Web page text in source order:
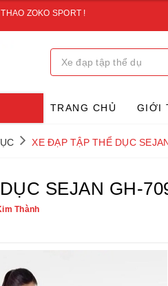
ZOKO SPORT !
TRANG CHỦ GIỚI
XE ĐẠP TẬP THỂ DỤC
SEJAN GH-
Thành